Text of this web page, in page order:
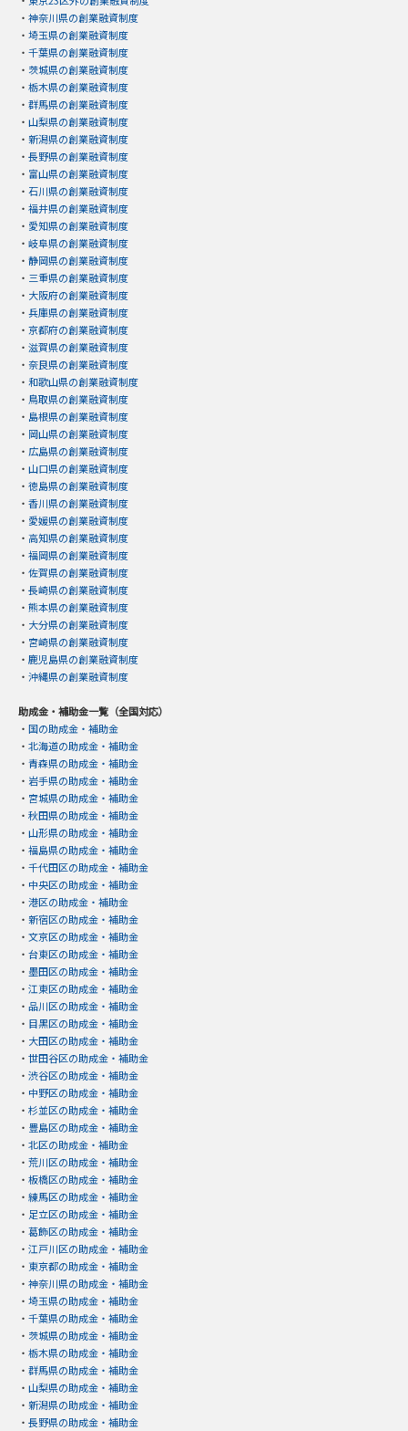
・ 神奈川県の創業融資制度
・ 埼玉県の創業融資制度
・ 千葉県の創業融資制度
・ 茨城県の創業融資制度
・ 栃木県の創業融資制度
・ 群馬県の創業融資制度
・ 山梨県の創業融資制度
・ 新潟県の創業融資制度
・ 長野県の創業融資制度
・ 富山県の創業融資制度
・ 石川県の創業融資制度
・ 福井県の創業融資制度
・ 愛知県の創業融資制度
・ 岐阜県の創業融資制度
・ 静岡県の創業融資制度
・ 三重県の創業融資制度
・ 大阪府の創業融資制度
・ 兵庫県の創業融資制度
・ 京都府の創業融資制度
・ 滋賀県の創業融資制度
・ 奈良県の創業融資制度
・ 和歌山県の創業融資制度
・ 鳥取県の創業融資制度
・ 島根県の創業融資制度
・ 岡山県の創業融資制度
・ 広島県の創業融資制度
・ 山口県の創業融資制度
・ 徳島県の創業融資制度
・ 香川県の創業融資制度
・ 愛媛県の創業融資制度
・ 高知県の創業融資制度
・ 福岡県の創業融資制度
・ 佐賀県の創業融資制度
・ 長崎県の創業融資制度
・ 熊本県の創業融資制度
・ 大分県の創業融資制度
・ 宮崎県の創業融資制度
・ 鹿児島県の創業融資制度
・ 沖縄県の創業融資制度
助成金・補助金一覧（全国対応）
・ 国の助成金・補助金
・ 北海道の助成金・補助金
・ 青森県の助成金・補助金
・ 岩手県の助成金・補助金
・ 宮城県の助成金・補助金
・ 秋田県の助成金・補助金
・ 山形県の助成金・補助金
・ 福島県の助成金・補助金
・ 千代田区の助成金・補助金
・ 中央区の助成金・補助金
・ 港区の助成金・補助金
・ 新宿区の助成金・補助金
・ 文京区の助成金・補助金
・ 台東区の助成金・補助金
・ 墨田区の助成金・補助金
・ 江東区の助成金・補助金
・ 品川区の助成金・補助金
・ 目黒区の助成金・補助金
・ 大田区の助成金・補助金
・ 世田谷区の助成金・補助金
・ 渋谷区の助成金・補助金
・ 中野区の助成金・補助金
・ 杉並区の助成金・補助金
・ 豊島区の助成金・補助金
・ 北区の助成金・補助金
・ 荒川区の助成金・補助金
・ 板橋区の助成金・補助金
・ 練馬区の助成金・補助金
・ 足立区の助成金・補助金
・ 葛飾区の助成金・補助金
・ 江戸川区の助成金・補助金
・ 東京都の助成金・補助金
・ 神奈川県の助成金・補助金
・ 埼玉県の助成金・補助金
・ 千葉県の助成金・補助金
・ 茨城県の助成金・補助金
・ 栃木県の助成金・補助金
・ 群馬県の助成金・補助金
・ 山梨県の助成金・補助金
・ 新潟県の助成金・補助金
・ 長野県の助成金・補助金